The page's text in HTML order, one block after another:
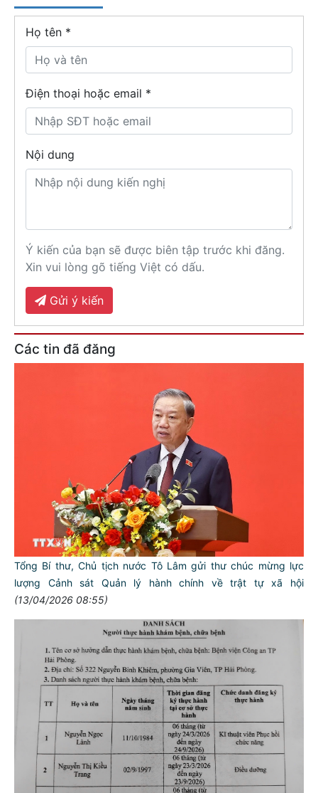
Họ tên *
Điện thoại hoặc email *
Nội dung
Ý kiến của bạn sẽ được biên tập trước khi đăng.
Xin vui lòng gõ tiếng Việt có dấu.
Gửi ý kiến
Các tin đã đăng
Tổng Bí thư, Chủ tịch nước Tô Lâm gửi thư chúc mừng lực
lượng Cảnh sát Quản lý hành chính về trật tự xã hội
(13/04/2026 08:55)